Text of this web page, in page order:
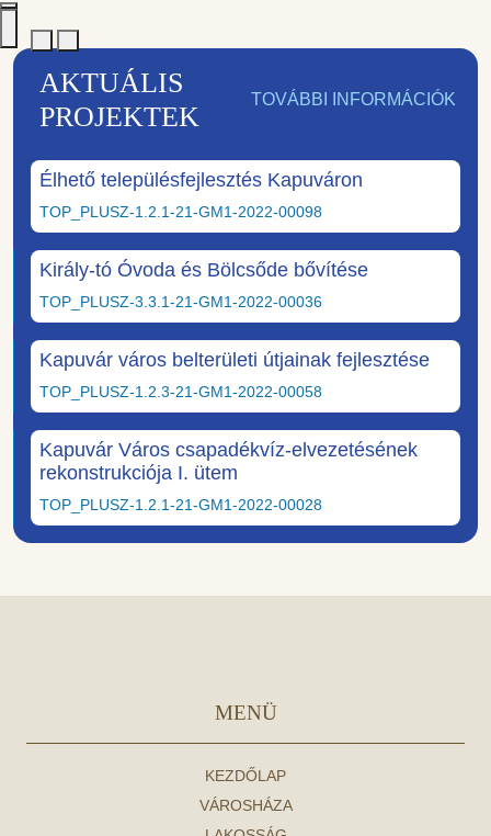
AKTUÁLIS
PROJEKTEK
TOVÁBBI INFORMÁCIÓK
Élhető településfejlesztés Kapuváron
TOP_PLUSZ-1.2.1-21-GM1-2022-00098
Király-tó Óvoda és Bölcsőde bővítése
TOP_PLUSZ-3.3.1-21-GM1-2022-00036
Kapuvár város belterületi útjainak fejlesztése
TOP_PLUSZ-1.2.3-21-GM1-2022-00058
Kapuvár Város csapadékvíz-elvezetésének
rekonstrukciója I. ütem
TOP_PLUSZ-1.2.1-21-GM1-2022-00028
MENÜ
KEZDŐLAP
VÁROSHÁZA